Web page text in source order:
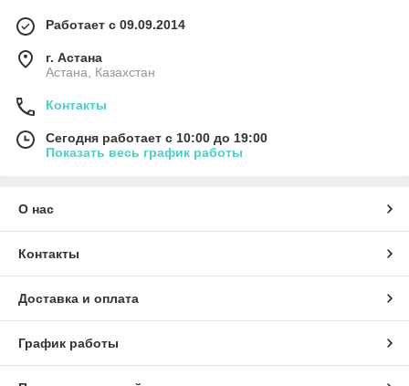
Работает с 09.09.2014
г. Астана
Астана, Казахстан
Контакты
Сегодня работает с 10:00 до 19:00
Показать весь график работы
О нас
Контакты
Доставка и оплата
График работы